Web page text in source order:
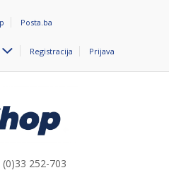
Posta.ba
Registracija Prijava
(0)33 252-703